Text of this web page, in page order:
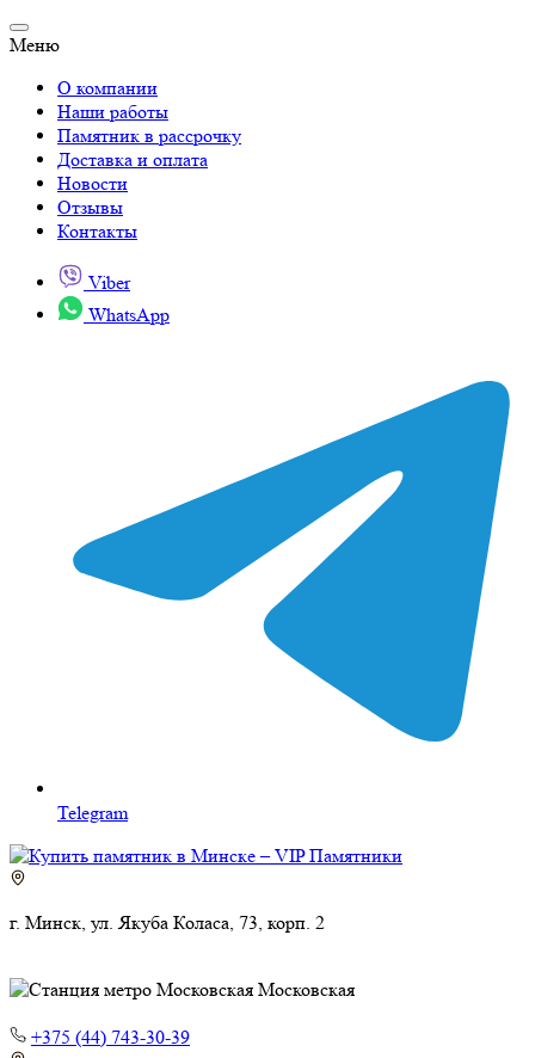
Меню
О компании
Наши работы
Памятник в рассрочку
Доставка и оплата
Новости
Отзывы
Контакты
Viber
WhatsApp
Telegram
г. Минск, ул. Якуба Коласа, 73, корп. 2
Московская
+375 (44) 743-30-39